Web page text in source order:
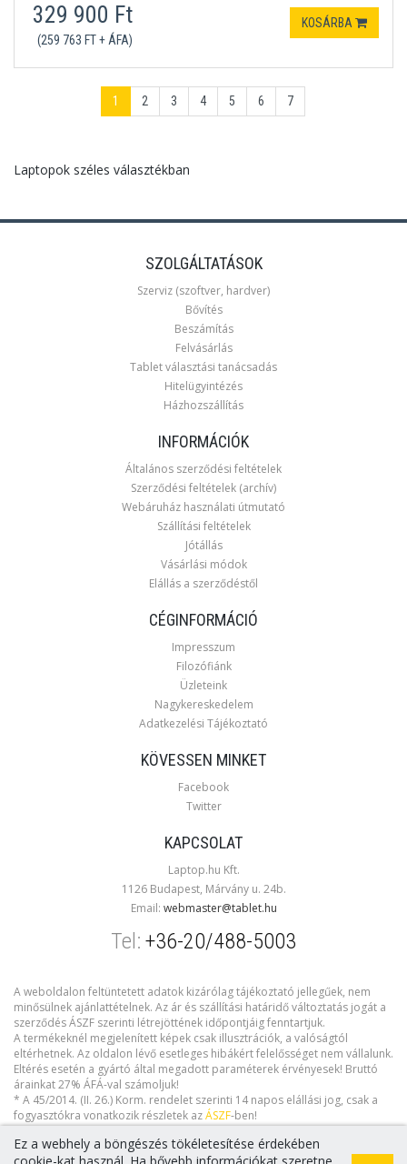
329 900 Ft
(259 763 FT + ÁFA)
KOSÁRBA
1 2 3 4 5 6 7
Laptopok széles választékban
SZOLGÁLTATÁSOK
Szerviz (szoftver, hardver)
Bővítés
Beszámítás
Felvásárlás
Tablet választási tanácsadás
Hitelügyintézés
Házhozszállítás
INFORMÁCIÓK
Általános szerződési feltételek
Szerződési feltételek (archív)
Webáruház használati útmutató
Szállítási feltételek
Jótállás
Vásárlási módok
Elállás a szerződéstől
CÉGINFORMÁCIÓ
Impresszum
Filozófiánk
Üzleteink
Nagykereskedelem
Adatkezelési Tájékoztató
KÖVESSEN MINKET
Facebook
Twitter
KAPCSOLAT
Laptop.hu Kft.
1126 Budapest, Márvány u. 24b.
Email: webmaster@tablet.hu
Tel: +36-20/488-5003
A weboldalon feltüntetett adatok kizárólag tájékoztató jellegűek, nem
minősülnek ajánlattételnek. Az ár és szállítási határidő változtatás jogát a
szerződés ÁSZF szerinti létrejöttének időpontjáig fenntartjuk.
A termékeknél megjelenített képek csak illusztrációk, a valóságtól
eltérhetnek. Az oldalon lévő esetleges hibákért felelősséget nem vállalunk.
Eltérés esetén a gyártó által megadott paraméterek érvényesek! Bruttó
árainkat 27% ÁFÁ-val számoljuk!
* A 45/2014. (II. 26.) Korm. rendelet szerinti 14 napos elállási jog, csak a
fogyasztókra vonatkozik részletek azÁSZF-ben!
Ez a webhely a böngészés tökéletesítése érdekében